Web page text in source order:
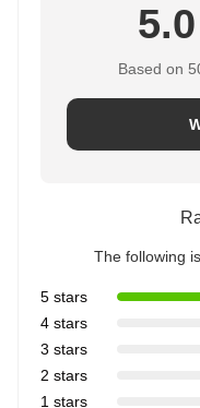
5.0
Based on
The following
5 stars
4 stars
3 stars
2 stars
1 stars